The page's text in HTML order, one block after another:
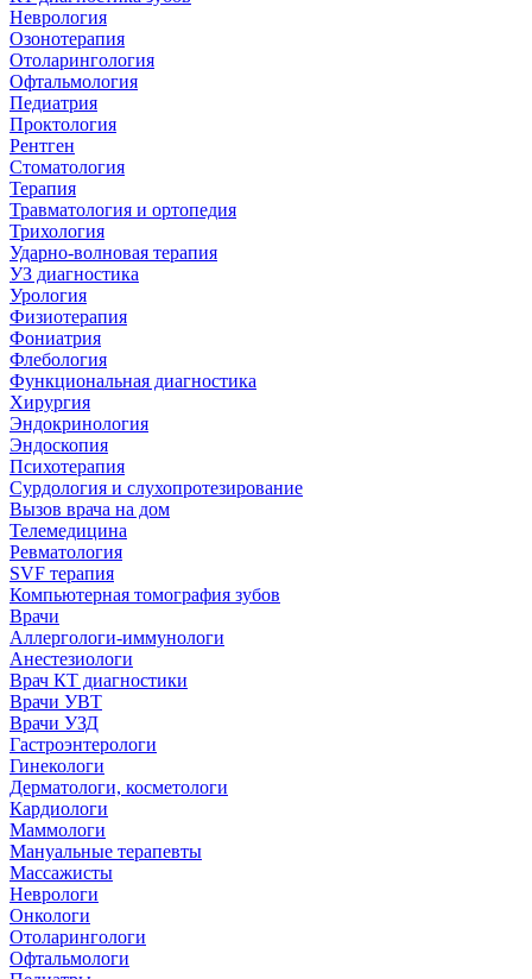
Неврология
Озонотерапия
Отоларингология
Офтальмология
Педиатрия
Проктология
Рентген
Стоматология
Терапия
Травматология и ортопедия
Трихология
Ударно-волновая терапия
УЗ диагностика
Урология
Физиотерапия
Фониатрия
Флебология
Функциональная диагностика
Хирургия
Эндокринология
Эндоскопия
Психотерапия
Сурдология и слухопротезирование
Вызов врача на дом
Телемедицина
Ревматология
SVF терапия
Компьютерная томография зубов
Врачи
Аллергологи-иммунологи
Анестезиологи
Врач КТ диагностики
Врачи УВТ
Врачи УЗД
Гастроэнтерологи
Гинекологи
Дерматологи, косметологи
Кардиологи
Маммологи
Мануальные терапевты
Массажисты
Неврологи
Онкологи
Отоларингологи
Офтальмологи